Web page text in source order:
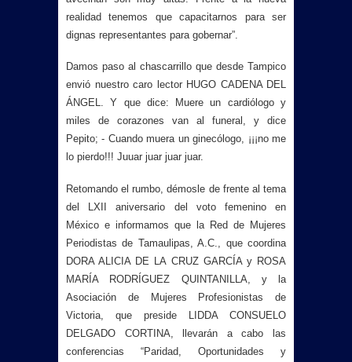
realidad tenemos que capacitarnos para ser
dignas representantes para gobernar”.
Damos paso al chascarrillo que desde Tampico
envió nuestro caro lector HUGO CADENA DEL
ÁNGEL. Y que dice: Muere un cardiólogo y
miles de corazones van al funeral, y dice
Pepito; - Cuando muera un ginecólogo, ¡¡¡no me
lo pierdo!!! Juuar juar juar juar.
Retomando el rumbo, démosle de frente al tema
del LXII aniversario del voto femenino en
México e informamos que la Red de Mujeres
Periodistas de Tamaulipas, A.C., que coordina
DORA ALICIA DE LA CRUZ GARCÍA y ROSA
MARÍA RODRÍGUEZ QUINTANILLA, y la
Asociación de Mujeres Profesionistas de
Victoria, que preside LIDDA CONSUELO
DELGADO CORTINA, llevarán a cabo las
conferencias “Paridad, Oportunidades y